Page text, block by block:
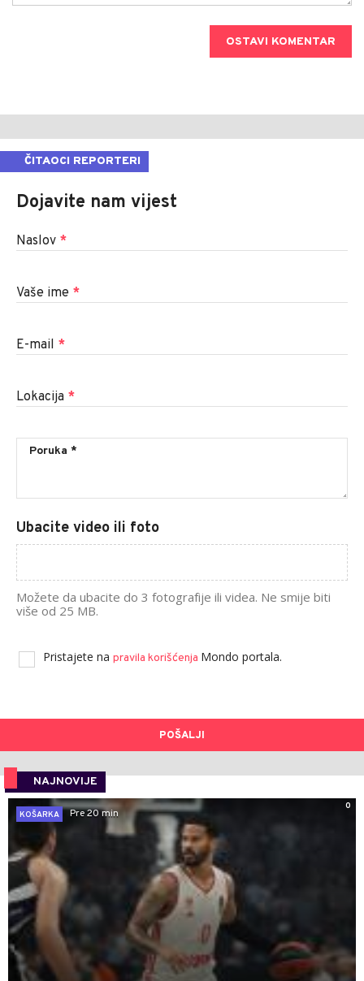
OSTAVI KOMENTAR
ČITAOCI REPORTERI
Dojavite nam vijest
Naslov *
Vaše ime *
E-mail *
Lokacija *
Ubacite video ili foto
Možete da ubacite do 3 fotografije ili videa. Ne smije biti
više od 25 MB.
Pristajete na pravila korišćenja Mondo portala.
POŠALJI
NAJNOVIJE
0
KOŠARKA
Pre 20 min